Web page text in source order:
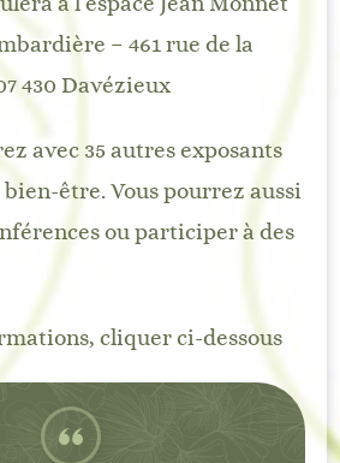
– 461 rue de la
430 Davézieux
avec 35 autres exposants
être. Vous pourrez aussi
ou participer à des
cliquer ci-dessous